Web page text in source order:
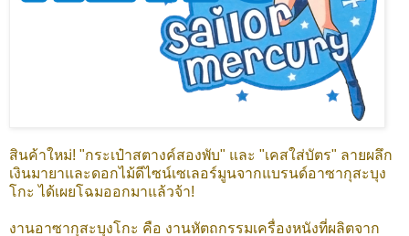
สินค้าใหม่! "กระเป๋าสตางค์สองพับ" และ "เคสใส่บัตร" ลายผลึก
เงินมายาและดอกไม้ดีไซน์เซเลอร์มูนจากแบรนด์อาซากุสะบุง
โกะ ได้เผยโฉมออกมาแล้วจ้า!
งานอาซากุสะบุงโกะ คือ งานหัตถกรรมเครื่องหนังที่ผลิตจาก